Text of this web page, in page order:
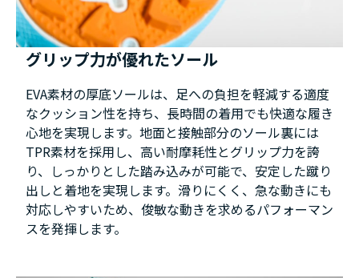
グリップ力が優れたソール
EVA素材の厚底ソールは、足への負担を軽減する適度
なクッション性を持ち、長時間の着用でも快適な履き
心地を実現します。地面と接触部分のソール裏には
TPR素材を採用し、高い耐摩耗性とグリップ力を誇
り、しっかりとした踏み込みが可能で、安定した蹴り
出しと着地を実現します。滑りにくく、急な動きにも
対応しやすいため、俊敏な動きを求めるパフォーマン
スを発揮します。